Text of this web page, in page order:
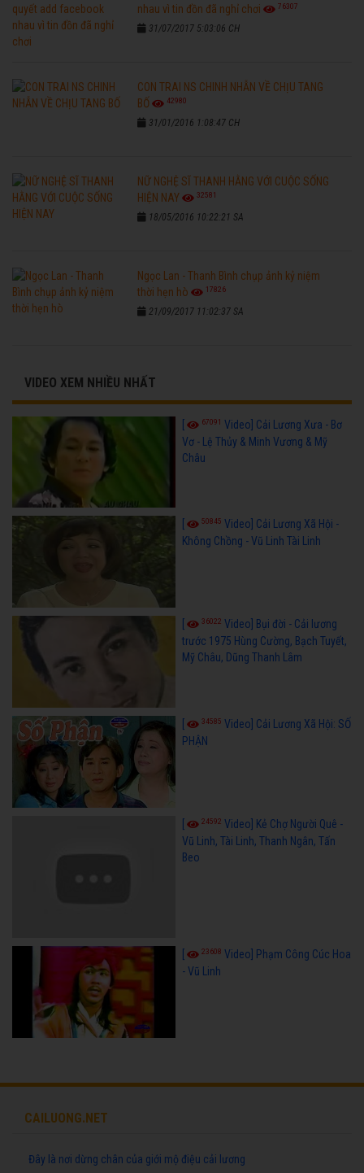
nhau vì tin đồn đã nghỉ chơi
76307
31/07/2017 5:03:06 CH
CON TRAI NS CHINH NHẪN VỀ CHỊU TANG
BỐ
42980
31/01/2016 1:08:47 CH
NỮ NGHỆ SĨ THANH HẰNG VỚI CUỘC SỐNG
HIỆN NAY
32581
18/05/2016 10:22:21 SA
Ngọc Lan - Thanh Bình chụp ảnh kỷ niệm
thời hẹn hò
17826
21/09/2017 11:02:37 SA
VIDEO XEM NHIỀU NHẤT
[ 67091 Video] Cải Lương Xưa - Bơ
Vơ - Lệ Thủy & Minh Vương & Mỹ
Châu
50845 Video] Cải Lương Xã Hội -
Không Chồng - Vũ Linh Tài Linh
36022 Video] Bụi đời - Cải lương
trước 1975 Hùng Cường, Bạch Tuyết,
Mỹ Châu, Dũng Thanh Lâm
34585 Video] Cải Lương Xã Hội: SỐ
PHẬN
24592 Video] Kẻ Chợ Người Quê -
Vũ Linh, Tài Linh, Thanh Ngân, Tấn
Beo
23608 Video] Phạm Công Cúc Hoa
- Vũ Linh
CAILUONG.NET
Đây là nơi dừng chân của giới mộ điệu cải lương